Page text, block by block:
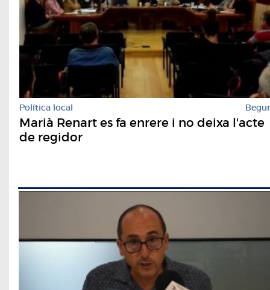
Política local Begur
Marià Renart es fa enrere i no deixa l'acte
de regidor